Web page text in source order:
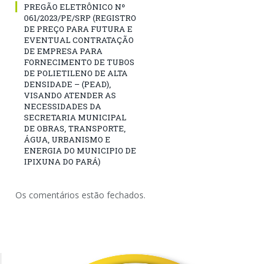
PREGÃO ELETRÔNICO Nº
061/2023/PE/SRP (REGISTRO
DE PREÇO PARA FUTURA E
EVENTUAL CONTRATAÇÃO
DE EMPRESA PARA
FORNECIMENTO DE TUBOS
DE POLIETILENO DE ALTA
DENSIDADE – (PEAD),
VISANDO ATENDER AS
NECESSIDADES DA
SECRETARIA MUNICIPAL
DE OBRAS, TRANSPORTE,
ÁGUA, URBANISMO E
ENERGIA DO MUNICIPIO DE
IPIXUNA DO PARÁ)
Os comentários estão fechados.